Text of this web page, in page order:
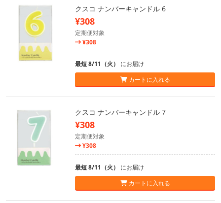
クスコ ナンバーキャンドル 6
¥308
定期便対象
¥308
最短 8/11（火） にお届け
カートに入れる
クスコ ナンバーキャンドル 7
¥308
定期便対象
¥308
最短 8/11（火） にお届け
カートに入れる